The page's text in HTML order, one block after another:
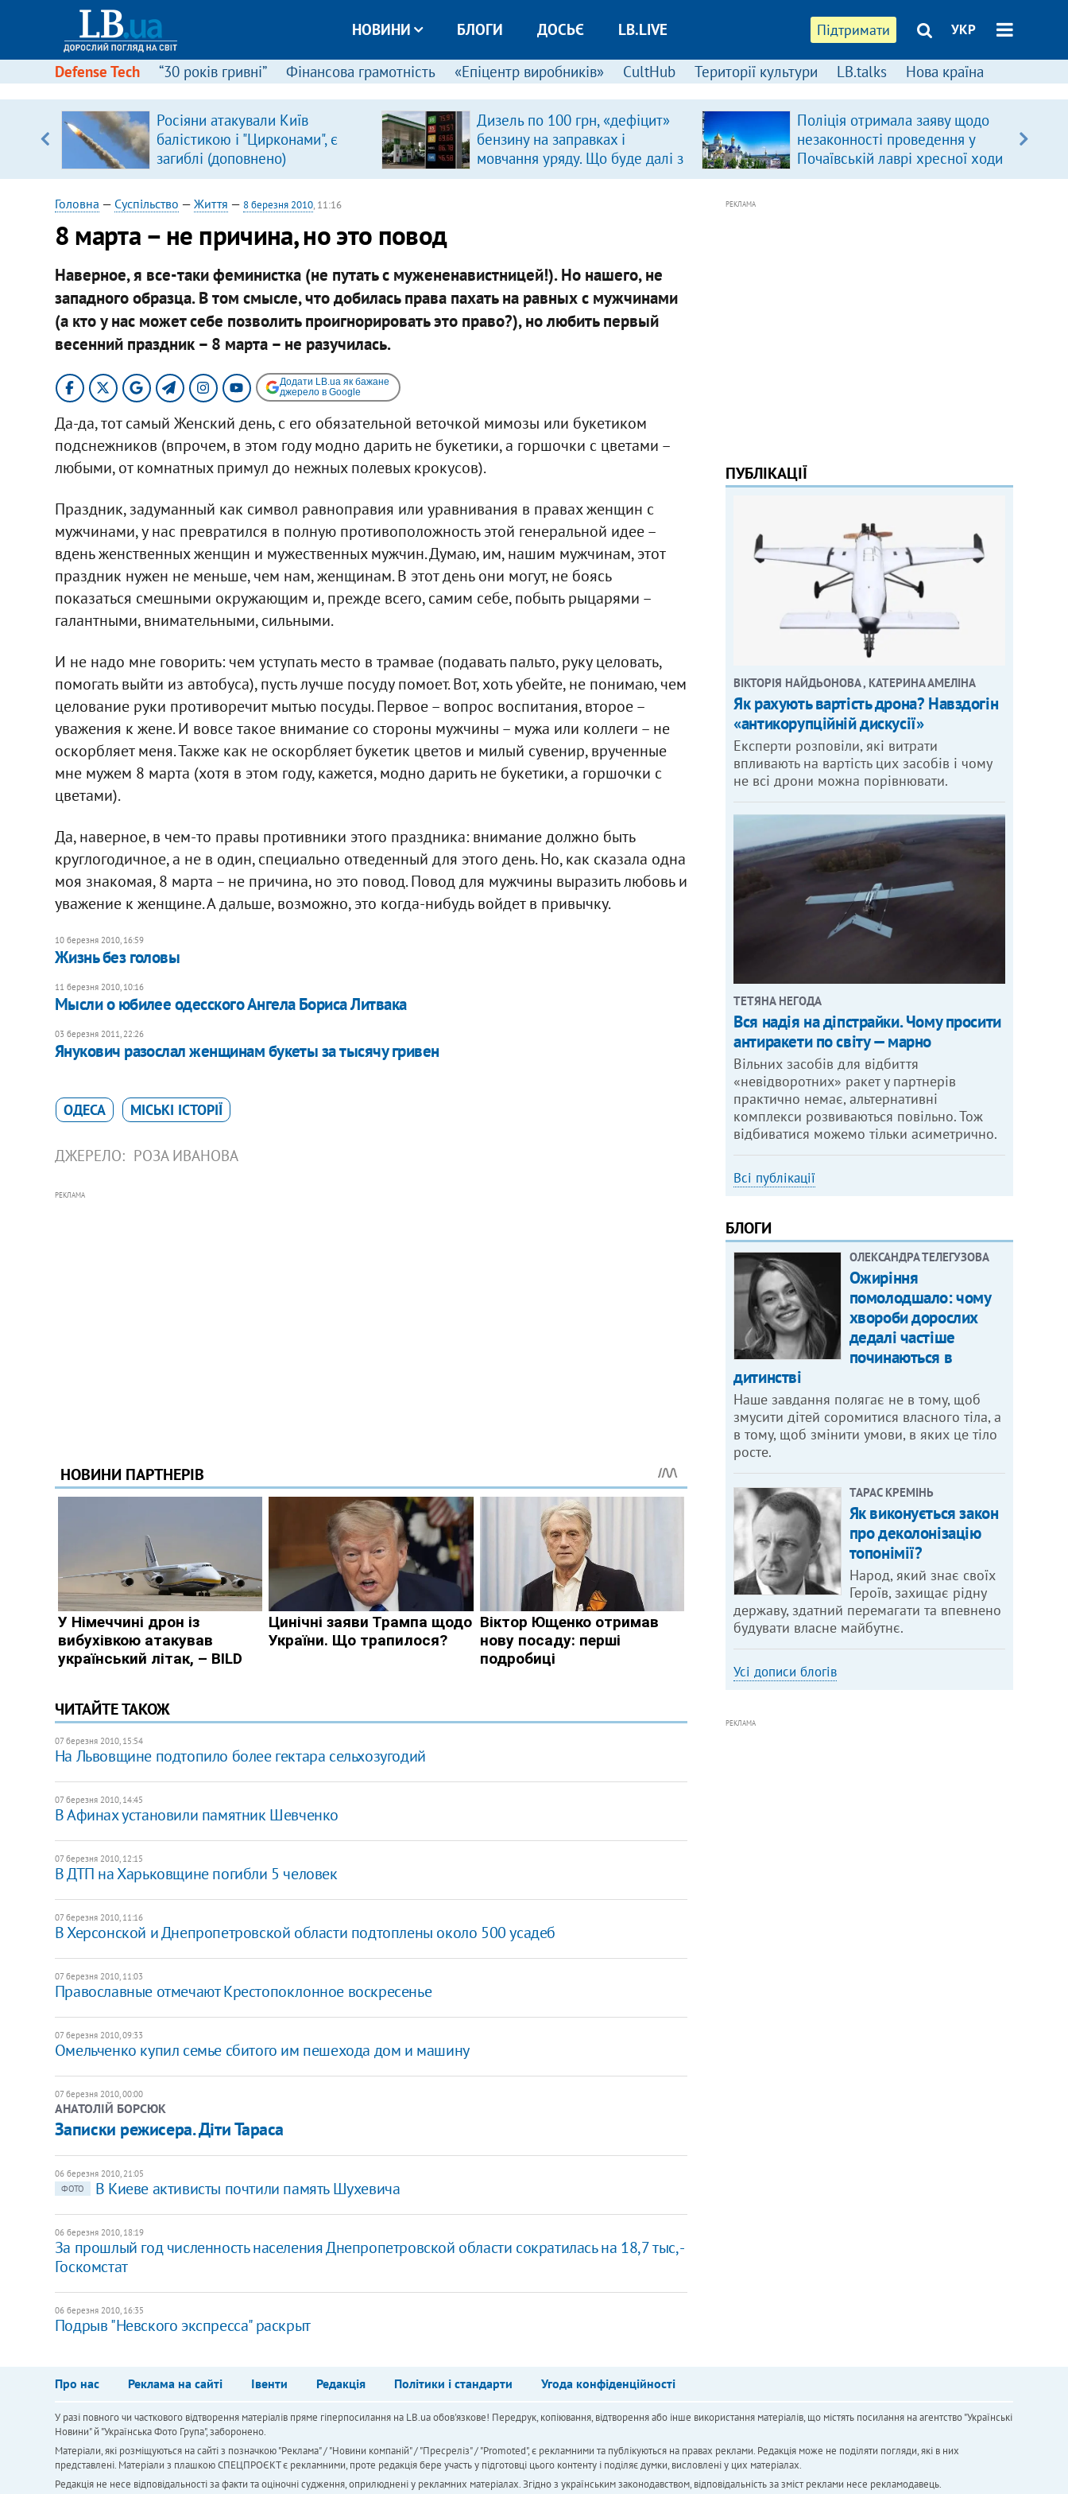
Підтримати УКР
НОВИНИ БЛОГИ ДОСЬЄ LB.LIVE
Defense Tech “30 років гривні” Фінансова грамотність «Епіцентр виробників» CultHub Території культури LB.talks Нова країна
Росіяни атакували Київ
балістикою і "Цирконами", є
загиблі (доповнено)
Дизель по 100 грн, «дефіцит»
бензину на заправках і
мовчання уряду. Що буде далі з
цінами на пальне?
Поліція отримала заяву щодо
незаконності проведення у
Почаївській лаврі хресної ходи
Головна — Суспільство — Життя — 8 березня 2010, 11:16
8 марта – не причина, но это повод
Наверное, я все-таки феминистка (не путать с мужененавистницей!). Но нашего, не
западного образца. В том смысле, что добилась права пахать на равных с мужчинами
(а кто у нас может себе позволить проигнорировать это право?), но любить первый
весенний праздник – 8 марта – не разучилась.
Додати LB.ua як бажане
джерело в Google
Да-да, тот самый Женский день, с его обязательной веточкой мимозы или букетиком
подснежников (впрочем, в этом году модно дарить не букетики, а горшочки с цветами –
любыми, от комнатных примул до нежных полевых крокусов).
Праздник, задуманный как символ равноправия или уравнивания в правах женщин с
мужчинами, у нас превратился в полную противоположность этой генеральной идее –
вдень женственных женщин и мужественных мужчин. Думаю, им, нашим мужчинам, этот
праздник нужен не меньше, чем нам, женщинам. В этот день они могут, не боясь
показаться смешными окружающим и, прежде всего, самим себе, побыть рыцарями –
галантными, внимательными, сильными.
И не надо мне говорить: чем уступать место в трамвае (подавать пальто, руку целовать,
помогать выйти из автобуса), пусть лучше посуду помоет. Вот, хоть убейте, не понимаю, чем
целование руки противоречит мытью посуды. Первое – вопрос воспитания, второе –
уважения к жене. И вовсе такое внимание со стороны мужчины – мужа или коллеги – не
оскорбляет меня. Также как не оскорбляет букетик цветов и милый сувенир, врученные
мне мужем 8 марта (хотя в этом году, кажется, модно дарить не букетики, а горшочки с
цветами).
Да, наверное, в чем-то правы противники этого праздника: внимание должно быть
круглогодичное, а не в один, специально отведенный для этого день. Но, как сказала одна
моя знакомая, 8 марта – не причина, но это повод. Повод для мужчины выразить любовь и
уважение к женщине. А дальше, возможно, это когда-нибудь войдет в привычку.
10 березня 2010, 16:59
Жизнь без головы
11 березня 2010, 10:16
Мысли о юбилее одесского Ангела Бориса Литвака
03 березня 2011, 22:26
Янукович разослал женщинам букеты за тысячу гривен
ОДЕСА МІСЬКІ ІСТОРІЇ
ДЖЕРЕЛО: РОЗА ИВАНОВА
РЕКЛАМА
ЧИТАЙТЕ ТАКОЖ
07 березня 2010, 15:54
На Львовщине подтопило более гектара сельхозугодий
07 березня 2010, 14:45
В Афинах установили памятник Шевченко
07 березня 2010, 12:15
В ДТП на Харьковщине погибли 5 человек
07 березня 2010, 11:16
В Херсонской и Днепропетровской области подтоплены около 500 усадеб
07 березня 2010, 11:03
Православные отмечают Крестопоклонное воскресенье
07 березня 2010, 09:33
Омельченко купил семье сбитого им пешехода дом и машину
07 березня 2010, 00:00
АНАТОЛІЙ БОРСЮК
Записки режисера. Діти Тараса
06 березня 2010, 21:05
ФОТО
В Киеве активисты почтили память Шухевича
06 березня 2010, 18:19
За прошлый год численность населения Днепропетровской области сократилась на 18,7 тыс, -
Госкомстат
06 березня 2010, 16:35
Подрыв "Невского экспресса" раскрыт
РЕКЛАМА
ПУБЛІКАЦІЇ
ВІКТОРІЯ НАЙДЬОНОВА , КАТЕРИНА АМЕЛІНА
Як рахують вартість дрона? Навздогін
«антикорупційній дискусії»
Експерти розповіли, які витрати
впливають на вартість цих засобів і чому
не всі дрони можна порівнювати.
ТЕТЯНА НЕГОДА
Вся надія на діпстрайки. Чому просити
антиракети по світу — марно
Вільних засобів для відбиття
«невідворотних» ракет у партнерів
практично немає, альтернативні
комплекси розвиваються повільно. Тож
відбиватися можемо тільки асиметрично.
Всі публікації
БЛОГИ
ОЛЕКСАНДРА ТЕЛЕГУЗОВА
Ожиріння
помолодшало: чому
хвороби дорослих
дедалі частіше
починаються в
дитинстві
Наше завдання полягає не в тому, щоб
змусити дітей соромитися власного тіла, а
в тому, щоб змінити умови, в яких це тіло
росте.
ТАРАС КРЕМІНЬ
Як виконується закон
про деколонізацію
топонімії?
Народ, який знає своїх
Героїв, захищає рідну
державу, здатний перемагати та впевнено
будувати власне майбутнє.
Усі дописи блогів
РЕКЛАМА
Про нас Реклама на сайті Івенти Редакція Політики і стандарти Угода конфіденційності
У разі повного чи часткового відтворення матеріалів пряме гіперпосилання на LB.ua обов'язкове! Передрук, копіювання, відтворення або інше використання матеріалів, що містять посилання на агентство "Українськi
Новини" й "Українська Фото Група", заборонено.
Матеріали, які розміщуються на сайті з позначкою "Реклама" / "Новини компаній" / "Пресреліз" / "Promoted", є рекламними та публікуються на правах реклами. Редакція може не поділяти погляди, які в них
представлені. Матеріали з плашкою СПЕЦПРОЄКТ є рекламними, проте редакція бере участь у підготовці цього контенту і поділяє думки, висловлені у цих матеріалах.
Редакція не несе відповідальності за факти та оціночні судження, оприлюднені у рекламних матеріалах. Згідно з українським законодавством, відповідальність за зміст реклами несе рекламодавець.